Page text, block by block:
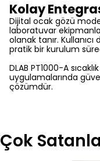
Kolay
Dijital ocak gözü
laboratuvar
olanak tanır. Kullanıcı
pratik bir kurulum
DLAB PT1000-A
uygulamalarında
çözümdür.
Çok